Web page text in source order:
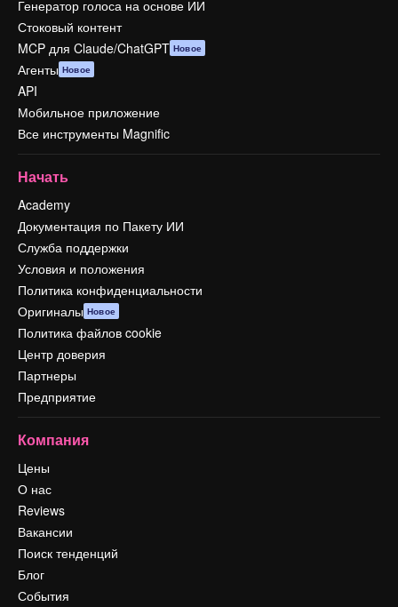
Генератор голоса на основе ИИ
Стоковый контент
MCP для Claude/ChatGPT Новое
Агенты Новое
API
Мобильное приложение
Все инструменты Magnific
Начать
Academy
Документация по Пакету ИИ
Служба поддержки
Условия и положения
Политика конфиденциальности
Оригиналы Новое
Политика файлов cookie
Центр доверия
Партнеры
Предприятие
Компания
Цены
О нас
Reviews
Вакансии
Поиск тенденций
Блог
События